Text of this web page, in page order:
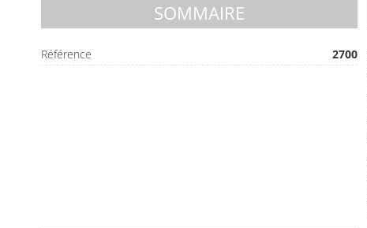
SOMMAIRE
Référence 2700